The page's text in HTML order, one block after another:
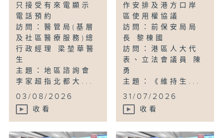
只接受有來電顯示
電話預約
訪問：醫管局(基層
及社區醫療服務)總
行政經理 梁堃華醫
生
主題：地區諮詢會
李家超指北都大...
03/08/2026
收看
作安排及港方口岸
區使用權協議
訪問：前保安局局
長 黎棟國
訪問：港區人大代
表、立法會議員 陳
勇
主題：《維持生...
31/07/2026
收看